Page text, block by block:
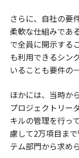
さらに、自社の要
柔軟な仕組みであ
で全員に開示する
も利用できるシン
いることも要件の
ほかには、当時か
プロジェクトリー
キルの管理を行っ
慮して2万項目ま
テム部門から求め